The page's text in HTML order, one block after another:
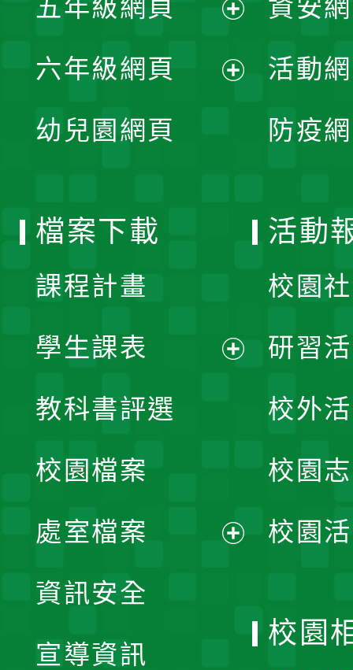
選
單
開
選
五年級網頁
開
六年級網頁
幼兒園網頁
資安
活動
防疫
檔案下載
課程計畫
學生課表
單
教科書評選
校園檔案
處室檔案
資訊安全
宣導資訊
活動
校園
研習
校外
校園
校園
校園